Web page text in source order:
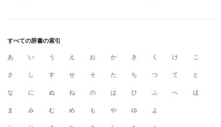
すべての辞書の索引
あ い う え お か き く け こ
さ し す せ そ た ち つ て と
な に ぬ ね の は ひ ふ へ ほ
ま み む め も や ゆ よ